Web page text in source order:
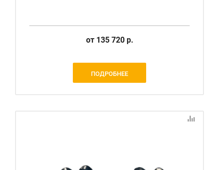
от 135 720 р.
ПОДРОБНЕЕ